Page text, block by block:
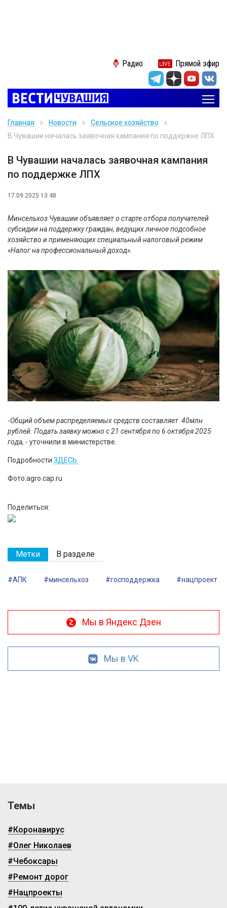
Радио Прямой эфир
Главная Новости
Сельское хозяйство
В Чувашии началась заявочная кампания по поддержке ЛПХ
В Чувашии началась заявочная кампания
по поддержке ЛПХ
17.09.2025 13:48
Минсельхоз Чувашии объявляет о старте отбора получателей
субсидии на поддержку граждан, ведущих личное подсобное
хозяйство и применяющих специальный налоговый режим
«Налог на профессиональный доход».
-Общий объем распределяемых средств составляет 40млн
рублей. Подать заявку можно с 21 сентября по 6 октября 2025
года, - уточнили в министерстве.
Подробности ЗДЕСЬ.
Фото:agro.cap.ru
Поделиться:
Метки В разделе
#АПК #минсельхоз #господдержка #нацпроект
Мы в Яндекс Дзен
Мы в VK
Темы
#Коронавирус
#Олег Николаев
#Чебоксары
#Ремонт дорог
#Нацпроекты